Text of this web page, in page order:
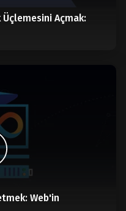
Açmak:
Web'in